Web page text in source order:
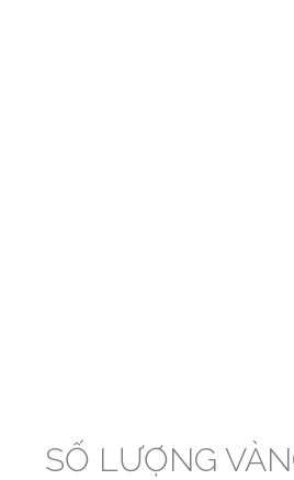
SỐ LƯỢNG